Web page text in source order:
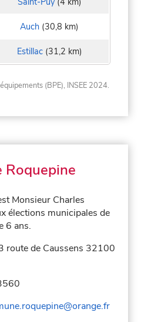
Auch (30,8 km)
Estillac(31,2 km)
(BPE), INSEE 2024.
Roquepine
Monsieur Charles
élections municipales de
6 ans.
route de Caussens 32100